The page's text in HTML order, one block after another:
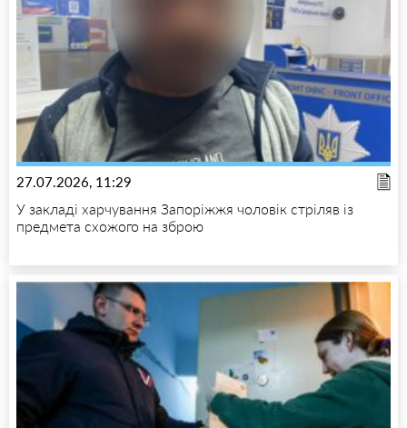
27.07.2026, 11:29
У закладі харчування Запоріжжя чоловік стріляв із
предмета схожого на зброю